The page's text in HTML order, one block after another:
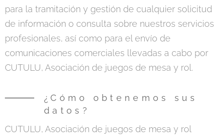
para la tramitación y gestión de cualquier solicitud
de información o consulta sobre nuestros servicios
profesionales, así como para el envío de
comunicaciones comerciales llevadas a cabo por
CUTULU, Asociación de juegos de mesa y rol.
¿Cómo obtenemos sus
datos?
CUTULU, Asociación de juegos de mesa y rol